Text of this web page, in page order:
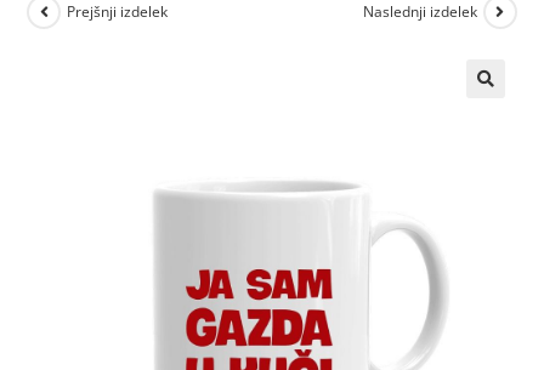
Prejšnji izdelek Naslednji izdelek